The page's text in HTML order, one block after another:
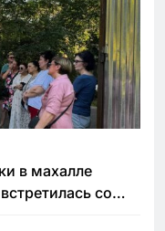
в махалле
со